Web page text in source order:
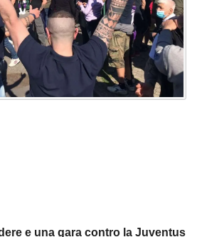
e una gara contro la Juventus